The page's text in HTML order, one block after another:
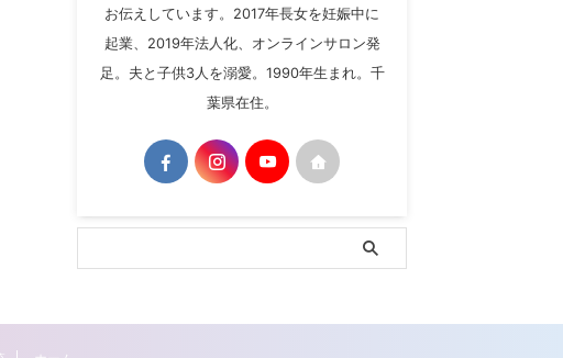
お伝えしています。2017年長女を妊娠中に
起業、2019年法人化、オンラインサロン発
足。夫と子供3人を溺愛。1990年生まれ。千
葉県在住。